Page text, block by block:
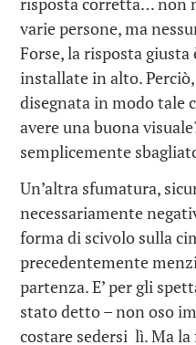
varie persone, ma
Forse, la risposta
installate in alto.
disegnata in modo tale
avere una buona
semplicemente
Un’altra sfumatura,
necessariamente
forma di scivolo sulla
precedentemente
partenza. E’ per gli
stato detto – non oso
costare sedersi lì. Ma